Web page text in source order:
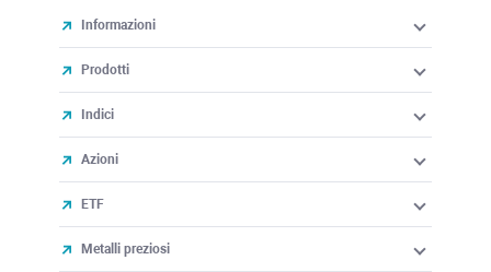
Informazioni
Prodotti
Indici
Azioni
ETF
Metalli preziosi